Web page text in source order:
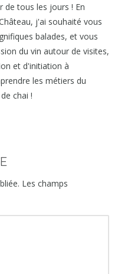
de tous les jours ! En
j'ai souhaité vous
balades, et vous
du vin autour de visites,
et d'initiation à
les métiers du
chai !
Les champs